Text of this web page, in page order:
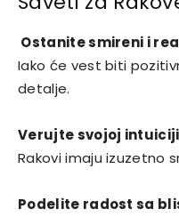
Ostanite smireni i
Iako će vest biti
detalje.
Verujte svojoj intuiciji
Rakovi imaju izuzetno
Podelite radost sa